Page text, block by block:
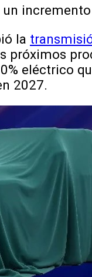
la
próximos
eléctrico
2027.